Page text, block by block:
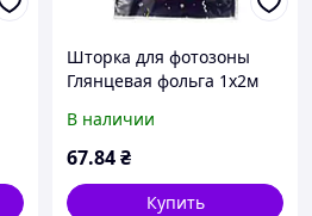
Шторка для фотозоны
Глянцевая фольга 1х2м
В наличии
67.84₴
Купить